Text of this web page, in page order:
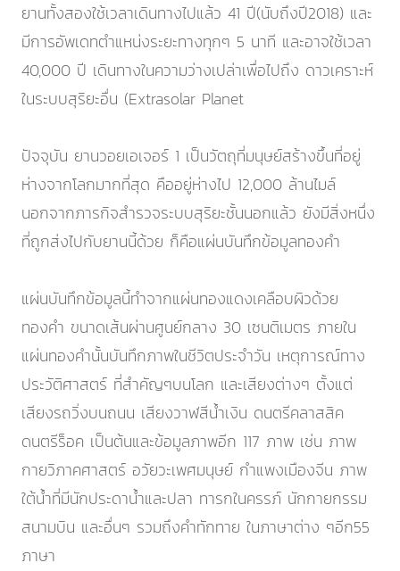
ยานทั้งสองใช้เวลาเดินทางไปแล้ว 41 ปี(นับถึงปี2018) และ
มีการอัพเดทตำแหน่งระยะทางทุกๆ 5 นาที และอาจใช้เวลา
40,000 ปี เดินทางในความว่างเปล่าเพื่อไปถึง ดาวเคราะห์
ในระบบสุริยะอื่น (Extrasolar Planet
ปัจจุบัน ยานวอยเอเจอร์ 1 เป็นวัตถุที่มนุษย์สร้างขึ้นที่อยู่
ห่างจากโลกมากที่สุด คืออยู่ห่างไป 12,000 ล้านไมล์
นอกจากภารกิจสำรวจระบบสุริยะชั้นนอกแล้ว ยังมีสิ่งหนึ่ง
ที่ถูกส่งไปกับยานนี้ด้วย ก็คือแผ่นบันทึกข้อมูลทองคำ
แผ่นบันทึกข้อมูลนี้ทำจากแผ่นทองแดงเคลือบผิวด้วย
ทองคำ ขนาดเส้นผ่านศูนย์กลาง 30 เซนติเมตร ภายใน
แผ่นทองคำนั้นบันทึกภาพในชีวิตประจำวัน เหตุการณ์ทาง
ประวัติศาสตร์ ที่สำคัญๆบนโลก และเสียงต่างๆ ตั้งแต่
เสียงรถวิ่งบนถนน เสียงวาฬสีน้ำเงิน ดนตรีคลาสสิค
ดนตรีร็อค เป็นต้นและข้อมูลภาพอีก 117 ภาพ เช่น ภาพ
กายวิภาคศาสตร์ อวัยวะเพศมนุษย์ กำแพงเมืองจีน ภาพ
ใต้น้ำที่มีนักประดาน้ำและปลา ทารกในครรภ์ นักกายกรรม
สนามบิน และอื่นๆ รวมถึงคำทักทาย ในภาษาต่าง ๆอีก55
ภาษา